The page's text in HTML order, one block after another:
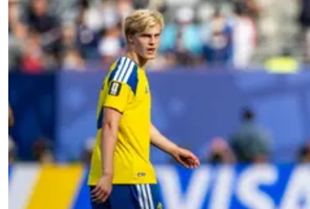
Hongrois
0+ Répondre
kirkyoyo-gandalf-le-rose 03 juin 2026 à 13:53 +426
excellent joueur!
0+ Répondre
d2rdrmvhjz 03 juin 2026 à 17:07
Ouais…
0+ Répondre